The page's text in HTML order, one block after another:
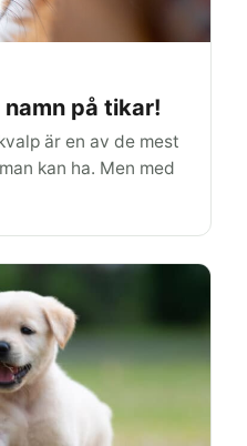
på tikar!
är en av de mest
kan ha. Men med